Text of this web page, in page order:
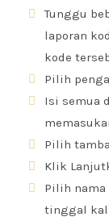
Tunggu
laporan
kode
Pilih
Isi semua
Pilih
Klik
Pilih
tinggal